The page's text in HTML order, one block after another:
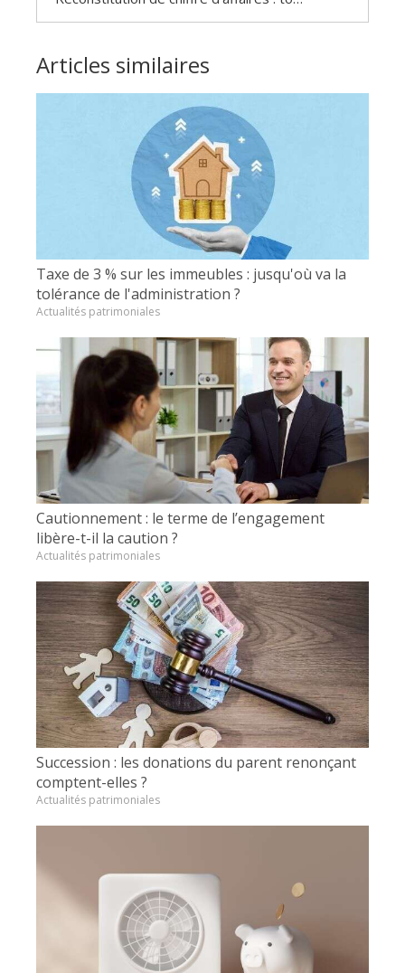
Articles similaires
Taxe de 3 % sur les immeubles : jusqu'où va la
tolérance de l'administration ?
Actualités patrimoniales
Cautionnement : le terme de l’engagement
libère-t-il la caution ?
Actualités patrimoniales
Succession : les donations du parent renonçant
comptent-elles ?
Actualités patrimoniales